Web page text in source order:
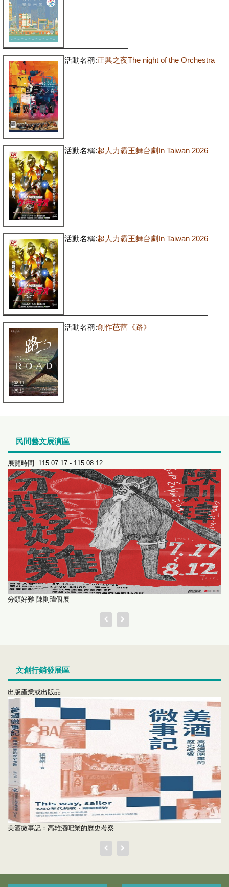
活動名稱:正興之夜The night of the Orchestra
活動名稱:超人力霸王舞台劇In Taiwan 2026
活動名稱:超人力霸王舞台劇In Taiwan 2026
活動名稱:創作芭蕾《路》
民間藝文展演區
展覽時間: 115.07.17 - 115.08.12
分類好難 陳則瑋個展
文創行銷發展區
出版產業或出版品
美酒微事記：高雄酒吧業的歷史考察